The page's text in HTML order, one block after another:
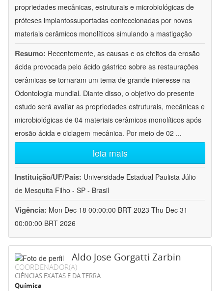
propriedades mecânicas, estruturais e microbiológicas de
próteses implantossuportadas confeccionadas por novos
materiais cerâmicos monolíticos simulando a mastigação
Resumo: Recentemente, as causas e os efeitos da erosão
ácida provocada pelo ácido gástrico sobre as restaurações
cerâmicas se tornaram um tema de grande interesse na
Odontologia mundial. Diante disso, o objetivo do presente
estudo será avaliar as propriedades estruturais, mecânicas e
microbiológicas de 04 materiais cerâmicos monolíticos após
erosão ácida e ciclagem mecânica. Por meio de 02 ...
leia mais
Instituição/UF/País: Universidade Estadual Paulista Júlio
de Mesquita Filho - SP - Brasil
Vigência: Mon Dec 18 00:00:00 BRT 2023-Thu Dec 31
00:00:00 BRT 2026
Aldo Jose Gorgatti Zarbin
COORDENADOR(A)
CIÊNCIAS EXATAS E DA TERRA
Química